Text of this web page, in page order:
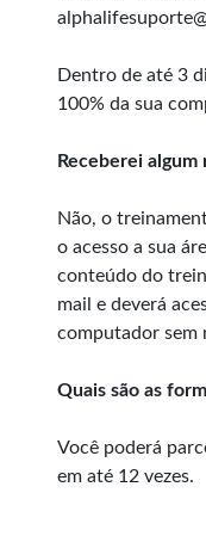
Dentro de até 3
100% da sua
Receberei algum
Não, o
o acesso a sua
conteúdo do
mail e deverá
computador sem
Quais são as
Você poderá
em até 12 vezes.